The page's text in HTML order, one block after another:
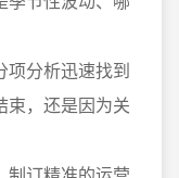
项分析迅速找到
束，还是因为关